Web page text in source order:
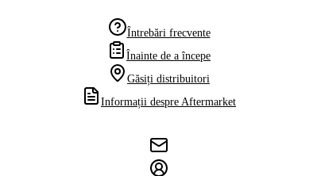
Întrebări frecvente
Înainte de a începe
Găsiți distribuitori
Informații despre Aftermarket